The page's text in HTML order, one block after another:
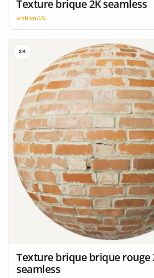
Texture brique 2K seamless
ambientCG
2K
Texture brique brique rouge
seamless